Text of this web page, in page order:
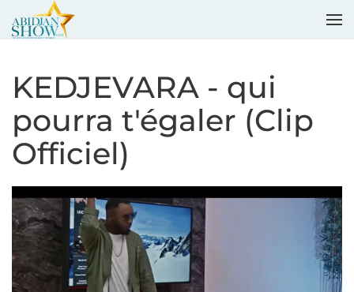
KEDJEVARA - qui
pourra t'égaler (Clip
Officiel)